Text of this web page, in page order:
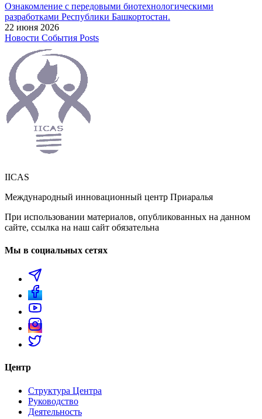
Ознакомление с передовыми биотехнологическими
разработками Республики Башкортостан.
22 июня 2026
Новости События Posts
IICAS
Международный инновационный центр Приаралья
При использовании материалов, опубликованных на данном
сайте, ссылка на наш сайт обязательна
Мы в социальных сетях
Центр
Структура Центра
Руководство
Деятельность